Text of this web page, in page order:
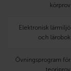
körprov
Elektronisk lärmiljö
och lärobok
Övningsprogram för